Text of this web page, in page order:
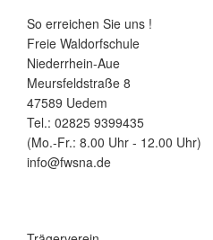
So erreichen Sie uns !
Freie Waldorfschule
Niederrhein-Aue
Meursfeldstraße 8
47589 Uedem
Tel.: 02825 9399435
(Mo.-Fr.: 8.00 Uhr - 12.00 Uhr)
info@fwsna.de